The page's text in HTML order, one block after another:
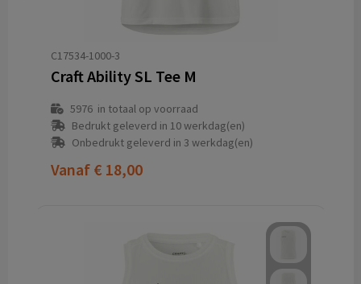
C17534-1000-3
Craft Ability SL Tee M
5976in totaal op voorraad
Bedrukt geleverd in 10 werkdag(en)
Onbedrukt geleverd in 3 werkdag(en)
Vanaf € 18,00